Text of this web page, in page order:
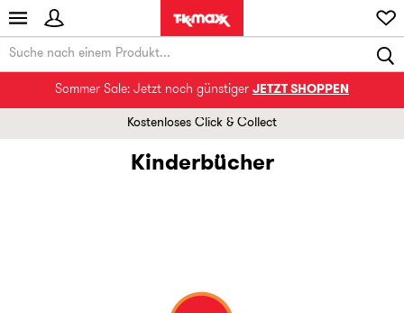
Sommer Sale: Jetzt noch günstiger JETZT SHOPPEN
Kostenloses Click & Collect
Kinderbücher